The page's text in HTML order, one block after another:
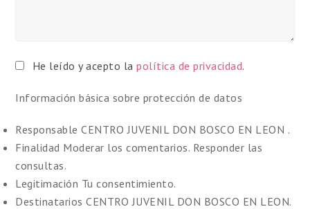
He leído y acepto lapolítica de privacidad.
Información básica sobre protección de datos
Responsable CENTRO JUVENIL DON BOSCO EN LEON .
Finalidad Moderar los comentarios. Responder las
consultas.
Legitimación Tu consentimiento.
Destinatarios CENTRO JUVENIL DON BOSCO EN LEON.